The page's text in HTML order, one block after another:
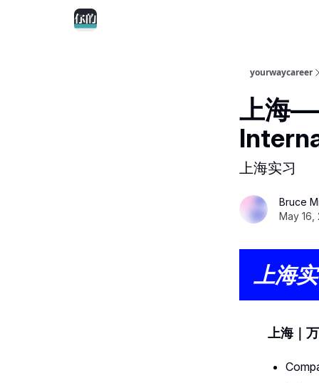
yourwaycareer
上海
上海实习
Bruce
May 16,
上海
上海｜